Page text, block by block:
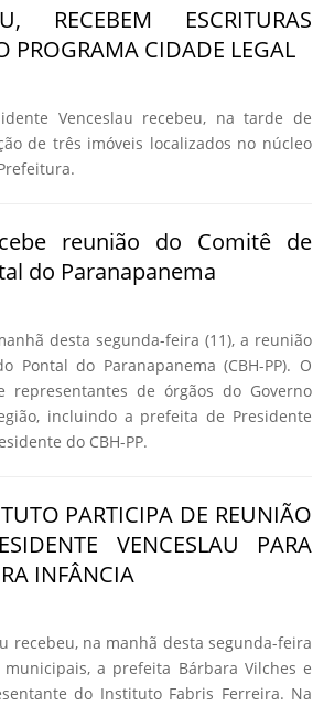
RECEBEM ESCRITURAS
PROGRAMA CIDADE LEGAL
Venceslau recebeu, na tarde de
de três imóveis localizados no núcleo
reunião do Comitê de
do Paranapanema
desta segunda-feira (11), a reunião
Pontal do Paranapanema (CBH-PP). O
de órgãos do Governo
incluindo a prefeita de Presidente
do CBH-PP.
PARTICIPA DE REUNIÃO
VENCESLAU PARA
INFÂNCIA
recebeu, na manhã desta segunda-feira
a prefeita Bárbara Vilches e
do Instituto Fabris Ferreira. Na